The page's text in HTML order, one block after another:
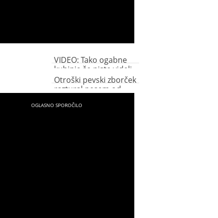
VIDEO: Tako ogabne
kuhinje še niste videli
Otroški pevski zborček
raztural pesem od